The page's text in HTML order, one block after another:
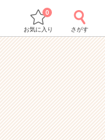
お気に入り
0
さがす